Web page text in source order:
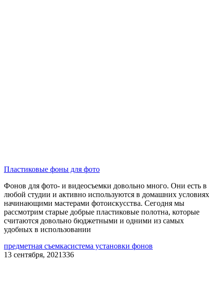
Пластиковые фоны для фото
Фонов для фото- и видеосъемки довольно много. Они есть в
любой студии и активно используются в домашних условиях
начинающими мастерами фотоискусства. Сегодня мы
рассмотрим старые добрые пластиковые полотна, которые
считаются довольно бюджетными и одними из самых
удобных в использовании
предметная съемкасистема установки фонов
13 сентября, 2021336